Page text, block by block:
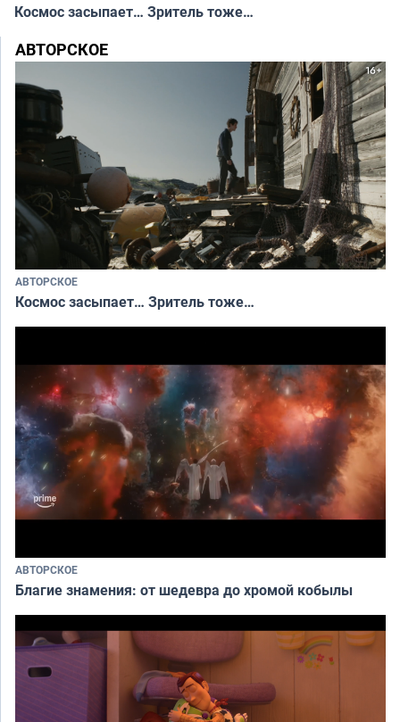
Космос засыпает… Зритель тоже…
АВТОРСКОЕ
АВТОРСКОЕ
Космос засыпает… Зритель тоже…
АВТОРСКОЕ
Благие знамения: от шедевра до хромой кобылы